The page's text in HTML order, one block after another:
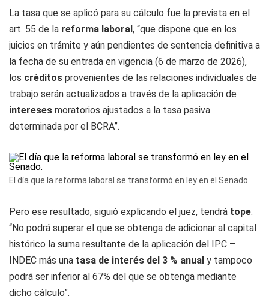
La tasa que se aplicó para su cálculo fue la prevista en el
art. 55 de la reforma laboral, “que dispone que en los
juicios en trámite y aún pendientes de sentencia definitiva a
la fecha de su entrada en vigencia (6 de marzo de 2026),
los créditos provenientes de las relaciones individuales de
trabajo serán actualizados a través de la aplicación de
intereses moratorios ajustados a la tasa pasiva
determinada por el BCRA”.
El día que la reforma laboral se transformó en ley en el Senado.
Pero ese resultado, siguió explicando el juez, tendrá tope:
“No podrá superar el que se obtenga de adicionar al capital
histórico la suma resultante de la aplicación del IPC –
INDEC más una tasa de interés del 3 % anual y tampoco
podrá ser inferior al 67% del que se obtenga mediante
dicho cálculo”.